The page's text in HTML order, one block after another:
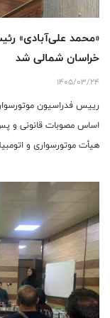
«محمد علی‌آبادی»
خراسان شمالی شد
1405/03/24
رییس فدراسیون
اساس مصوبات قانونی و
هیأت موتورسواری و